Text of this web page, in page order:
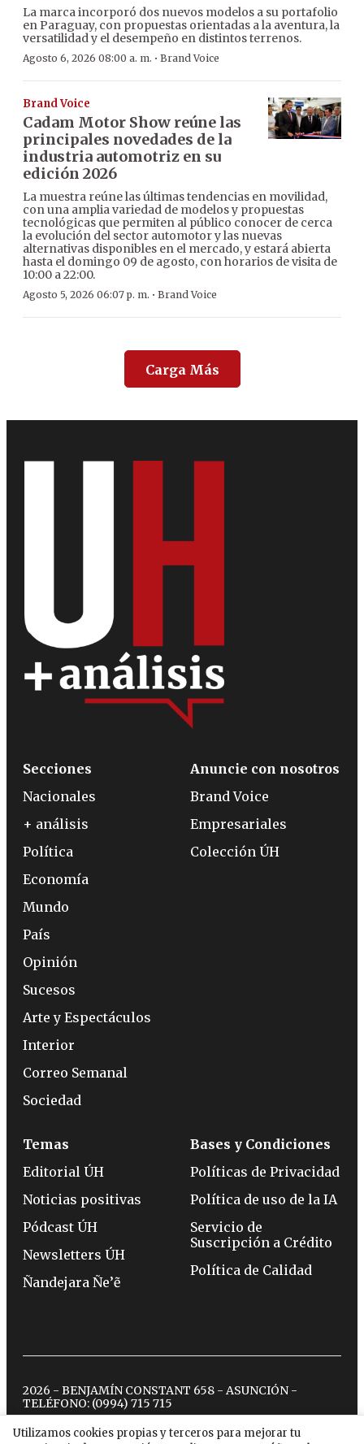
La marca incorporó dos nuevos modelos a su portafolio
en Paraguay, con propuestas orientadas a la aventura, la
versatilidad y el desempeño en distintos terrenos.
Agosto 6, 2026 08:00 a. m. · Brand Voice
Brand Voice
Cadam Motor Show reúne las
principales novedades de la
industria automotriz en su
edición 2026
La muestra reúne las últimas tendencias en movilidad,
con una amplia variedad de modelos y propuestas
tecnológicas que permiten al público conocer de cerca
la evolución del sector automotor y las nuevas
alternativas disponibles en el mercado, y estará abierta
hasta el domingo 09 de agosto, con horarios de visita de
10:00 a 22:00.
Agosto 5, 2026 06:07 p. m. · Brand Voice
Carga Más
Utilizamos cookies propias y terceros para mejorar tu
Secciones
Nacionales
+ análisis
Política
Economía
Mundo
País
Opinión
Sucesos
Arte y Espectáculos
Interior
Correo Semanal
Sociedad
Anuncie con nosotros
Brand Voice
Empresariales
Colección ÚH
Temas
Editorial ÚH
Noticias positivas
Pódcast ÚH
Newsletters ÚH
Ñandejara Ñe’ẽ
Bases y Condiciones
Políticas de Privacidad
Política de uso de la IA
Servicio de
Suscripción a Crédito
Política de Calidad
2026 - BENJAMÍN CONSTANT 658 - ASUNCIÓN -
TELÉFONO: (0994) 715 715